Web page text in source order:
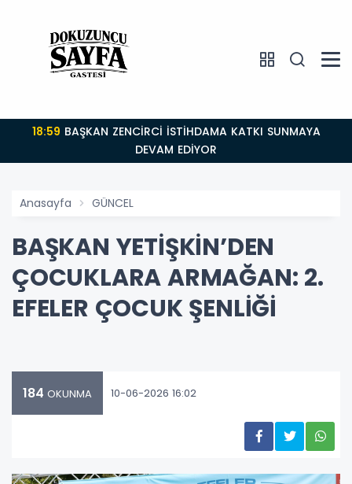
18:59
DEVAM EDİYOR
Anasayfa GÜNCEL
BAŞKAN YETİŞKİN’DEN
ÇOCUKLARA ARMAĞAN: 2.
EFELER ÇOCUK ŞENLİĞİ
184 OKUNMA 10-06-2026 16:02